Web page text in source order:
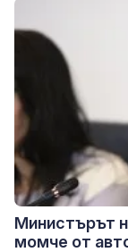
Министърът
момче от